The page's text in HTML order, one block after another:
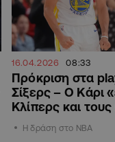
16.04.2026 08:33
Πρόκριση στα
Σίξερς – Ο Κάρι
Κλίπερς και τους
Η δράση στο NBA